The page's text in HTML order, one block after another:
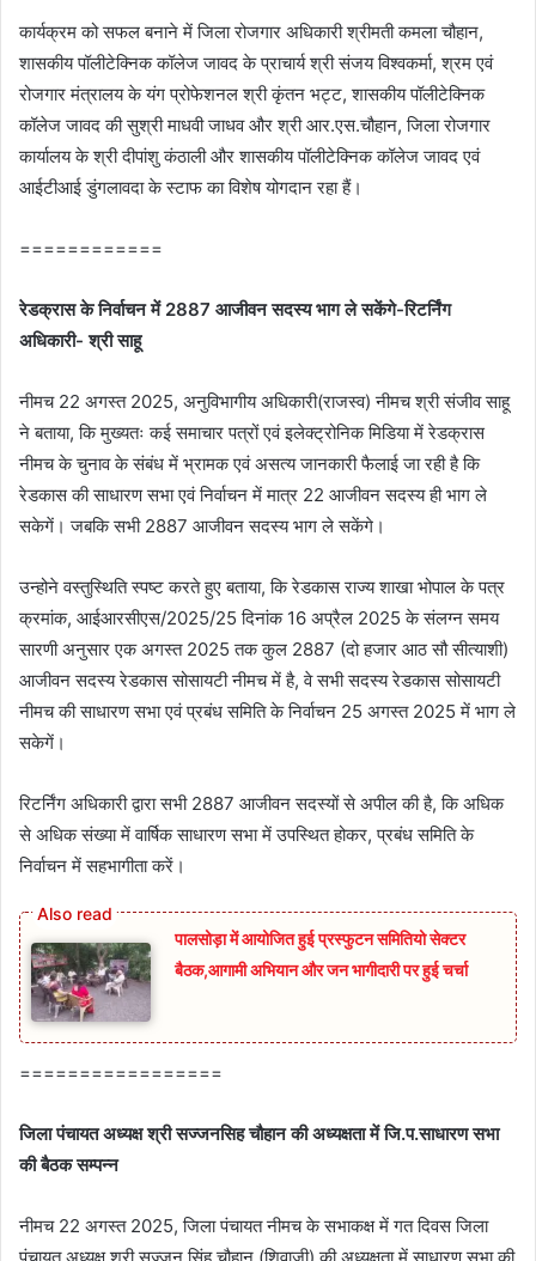
कार्यक्रम को सफल बनाने में जिला रोजगार अधिकारी श्रीमती कमला चौहान,
शासकीय पॉलीटेक्निक कॉलेज जावद के प्राचार्य श्री संजय विश्वकर्मा, श्रम एवं
रोजगार मंत्रालय के यंग प्रोफेशनल श्री कृंतन भट्ट, शासकीय पॉलीटेक्निक
कॉलेज जावद की सुश्री माधवी जाधव और श्री आर.एस.चौहान, जिला रोजगार
कार्यालय के श्री दीपांशु कंठाली और शासकीय पॉलीटेक्निक कॉलेज जावद एवं
आईटीआई डुंगलावदा के स्टाफ का विशेष योगदान रहा हैं।
============
रेडक्रास के निर्वाचन में 2887 आजीवन सदस्‍य भाग ले सकेंगे-रिटर्निंग
अधिकारी- श्री साहू
नीमच 22 अगस्‍त 2025, अनुविभागीय अधिकारी(राजस्‍व) नीमच श्री संजीव साहू
ने बताया, कि मुख्यतः कई समाचार पत्रों एवं इलेक्ट्रोनिक मिडिया में रेडक्रास
नीमच के चुनाव के संबंध में भ्रामक एवं असत्य जानकारी फैलाई जा रही है कि
रेडकास की साधारण सभा एवं निर्वाचन में मात्र 22 आजीवन सदस्य ही भाग ले
सकेगें। जबकि सभी 2887 आजीवन सदस्‍य भाग ले सकेंगे।
उन्‍होने वस्‍तुस्थिति स्‍पष्‍ट करते हुए बताया, कि रेडकास राज्य शाखा भोपाल के पत्र
क्रमांक, आईआरसीएस/2025/25 दिनांक 16 अप्रैल 2025 के संलग्न समय
सारणी अनुसार एक अगस्‍त 2025 तक कुल 2887 (दो हजार आठ सौ सीत्याशी)
आजीवन सदस्य रेडकास सोसायटी नीमच में है, वे सभी सदस्य रेडकास सोसायटी
नीमच की साधारण सभा एवं प्रबंध समिति के निर्वाचन 25 अगस्‍त 2025 में भाग ले
सकेगें।
रिटर्निंग अधिकारी द्वारा सभी 2887 आजीवन सदस्यों से अपील की है, कि अधिक
से अधिक संख्या में वार्षिक साधारण सभा में उपस्थित होकर, प्रबंध समिति‍ के
निर्वाचन में सहभागीता करें।
पालसोड़ा में आयोजित हुई प्रस्फुटन समितियो सेक्टर
बैठक,आगामी अभियान और जन भागीदारी पर हुई चर्चा
=================
जिला पंचायत अध्‍यक्ष श्री सज्‍जनसिह चौहान की अध्‍यक्षता में जि.प.साधारण सभा
की बैठक सम्‍पन्‍न
नीमच 22 अगस्‍त 2025, जिला पंचायत नीमच के सभाकक्ष में गत दिवस जिला